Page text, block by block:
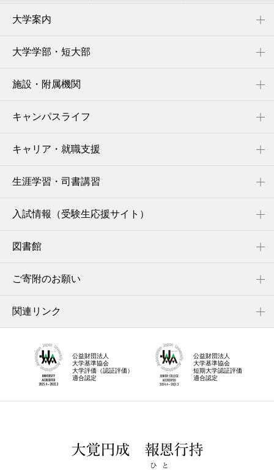
大学案内
大学学部・短大部
施設・附属機関
キャンパスライフ
キャリア・就職支援
生涯学習・司書講習
入試情報（受験生応援サイト）
図書館
ご寄附のお願い
関連リンク
公益財団法人
大学基準協会
大学評価（認証評価）
適合認定
公益財団法人
大学基準協会
短期大学認証評価
適合認定